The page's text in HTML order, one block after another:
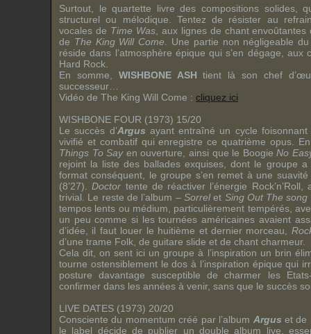
Surtout, le quartette livre des compositions solides,
structurel ou mélodique. Tentez de résister au
vocales de Time Was, aux lignes de chant
de The King Will Come . Une partie non négligeable
réside dans l’atmosphère épique qui s’en dégage,
Hard Rock.
En somme, WISHBONE ASH tient là son chef
successeur…
Vidéo de The King Will Come : cliquez ici
WISHBONE FOUR (1973) 15/20
Le succès d’Argus ayant entraîné un cycle
vivifié et combatif qui enregistre ce quatrième opus.
Things To Sayen ouverture, ainsi que le BoogieNo
rejoint la liste des ballades exquises, dont le groupe
format conséquent, le groupe s’en remet à une
(8’27).Doctor tente de réactiver l’énergie
trivial. Le reste de l’album – Sorrelet Sing Out The song
tempos lents ou médium, particulièrement tempérés,
un peu comme si les tournées américaines avaient
d’idée, il faut louer le huitième et dernier morceau,
d’une trame Folk, de guitare slide et de chant charmeur.
Cela dit, on sent ici un groupe à l’inspiration un brin
tourne ostensiblement le dos à l’inspiration épique qui
posture davantage susceptible de charmer les
confirmer dans les années à venir, sans que le succès
LIVE DATES (1973) 20/20
Consciente du momentum créé par l’album Argus et de
le label décide de publier un double album live,